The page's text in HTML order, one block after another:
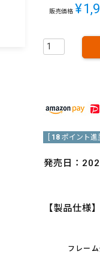
販売価格 ¥
18 ポイント進
発売日：
【製品仕様】
フレー